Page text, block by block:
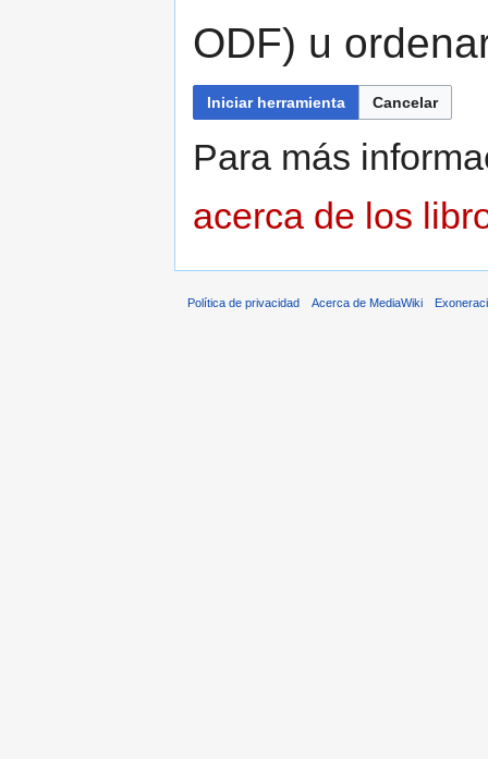
ODF) u
Iniciar herramienta Cancelar
Para más
acerca de los
Política de privacidad Acerca de MediaWiki